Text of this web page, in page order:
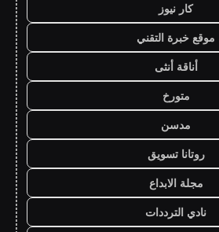
كار نيوز
موقع خبرة التقني
أناقة أنثى
متورخ
مدسن
روتانا تسويق
مجلة الابداع
نادي الترددات